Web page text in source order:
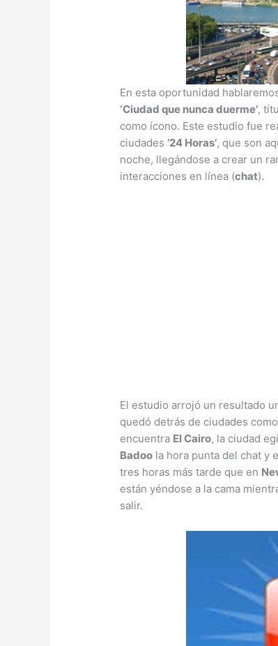
En esta oportunidad
‘Ciudad que nunca duerme’,
como ícono. Este estudio fue
ciudades’24 Horas’, que son
noche, llegándose a crear un
interacciones en línea (chat).
El estudio arrojó un resultado
quedó detrás de ciudades
encuentra El Cairo, la ciudad
Badoo la hora punta del chat y
tres horas más tarde que en
están yéndose a la cama
salir.